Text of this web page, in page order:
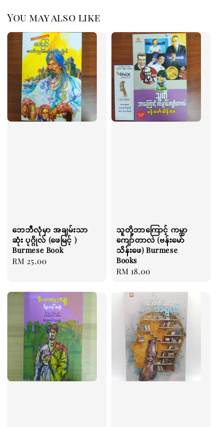
You may also like
ဘေဘီလုံမှာ အချမ်းသာ
ဆုံး ပုဂ္ဂိုလ် (ဖေမြင့် )
Burmese Book
Regular
RM 25.00
သူတို့ဘာကြောင့် ကမ္ဘာ
ကျော်တာလဲ (ဗန်းမော်
သိန်းဖေ) Burmese
Books
Regular
RM 18.00